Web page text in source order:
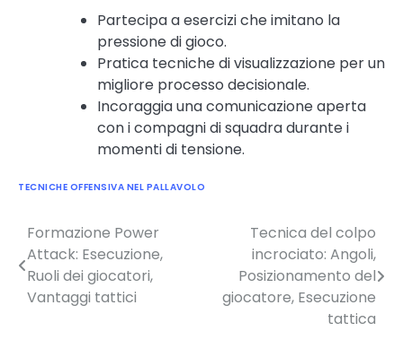
Partecipa a esercizi che imitano la
pressione di gioco.
Pratica tecniche di visualizzazione per un
migliore processo decisionale.
Incoraggia una comunicazione aperta
con i compagni di squadra durante i
momenti di tensione.
TECNICHE OFFENSIVA NEL PALLAVOLO
Post
navigation
Formazione Power
Attack: Esecuzione,
Ruoli dei giocatori,
Vantaggi tattici
Tecnica del colpo
incrociato: Angoli,
Posizionamento del
giocatore, Esecuzione
tattica